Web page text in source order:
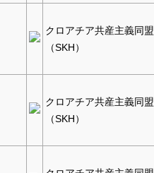
クロアチア共産主義同盟
（SKH）
クロアチア共産主義同盟
（SKH）